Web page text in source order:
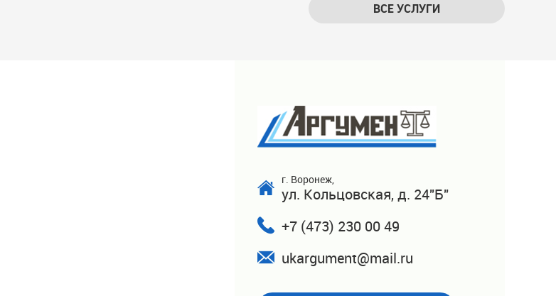
ВСЕ УСЛУГИ
г. Воронеж,
ул. Кольцовская, д. 24"Б"
+7 (473) 230 00 49
ukargument@mail.ru